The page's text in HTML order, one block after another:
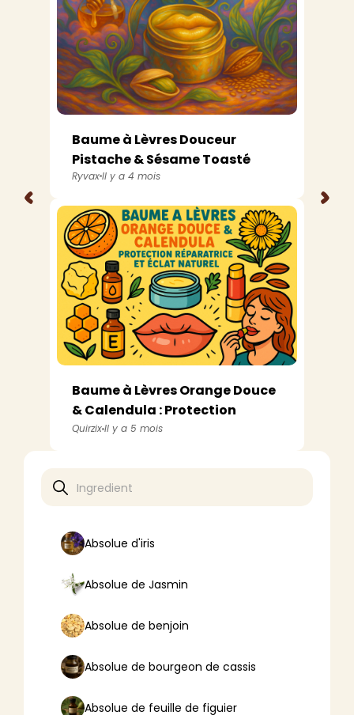
Absolue d'iris
Absolue de Jasmin
Absolue de benjoin
Absolue de bourgeon de cassis
Absolue de feuille de figuier
<
Baume à Lèvres Douceur
Pistache & Sésame Toasté
RyvaxIl y a 4 mois
Baume à Lèvres Orange Douce
& Calendula : Protection
Réparatri...
QuirzixIl y a 5 mois
>